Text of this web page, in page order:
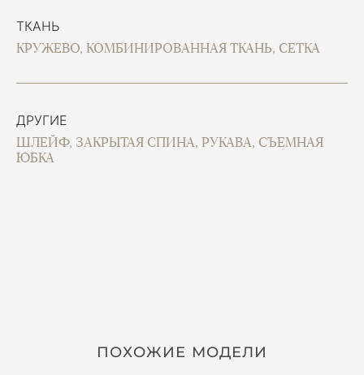
ТКАНЬ
КРУЖЕВО, КОМБИНИРОВАННАЯ ТКАНЬ, СЕТКА
ДРУГИЕ
ШЛЕЙФ, ЗАКРЫТАЯ СПИНА, РУКАВА, СЪЕМНАЯ
ЮБКА
ПОХОЖИЕ МОДЕЛИ